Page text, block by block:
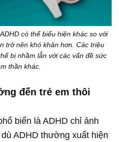
có thể biểu hiện khác so với
trở nên khó khăn hơn. Các triệu
bị nhầm lẫn với các vấn đề sức
thần khác.
đến trẻ em thôi
biến là ADHD chỉ ảnh
ADHD thường xuất hiện